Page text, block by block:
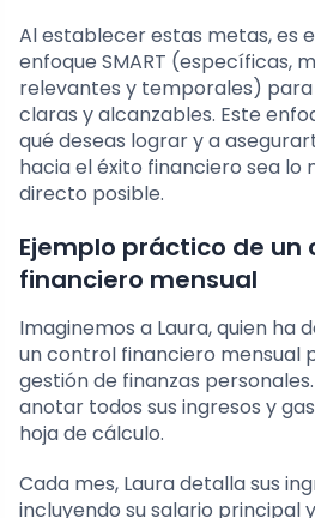
Al establecer estas metas, es
enfoque SMART (específicas,
relevantes y temporales)
claras y alcanzables. Este
qué deseas lograr y a
hacia el éxito financiero sea lo
directo posible.
Ejemplo práctico de un
financiero mensual
Imaginemos a Laura, quien ha
un control financiero mensual
gestión de finanzas
anotar todos sus ingresos y
hoja de cálculo.
Cada mes, Laura detalla sus
incluyendo su salario principal